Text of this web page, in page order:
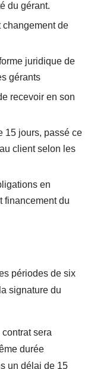
du gérant.
changement de
juridique de
gérants
recevoir en son
15 jours, passé ce
client selon les
en
financement du
périodes de six
signature du
sera
durée
un délai de 15